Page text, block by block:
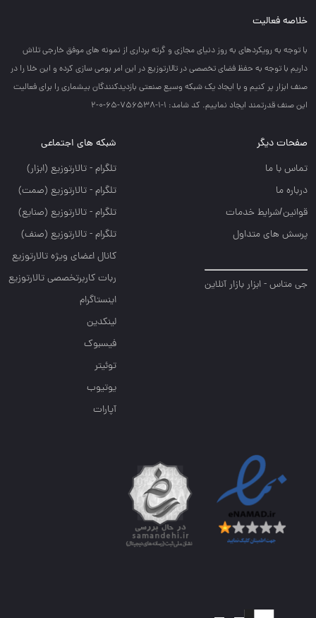
خلاصه فعالیت
با توجه به رويكردهاي به روز دنياي مجازي و گرته برداري از نمونه هاي موفق خارجي تلاش
داريم با توجه به حفظ فضاي تخصصي در تالارتوزيع در اين امر بومي سازي كرده و اين خلا را در
صنف ابزار پر كنيم و با ايجاد يك شبكه وسيع صنعتي بازديدكنندگان بيشماري را براي فعاليت
اين صنف قدرتمند ايجاد نماييم. کد شامد: 1-1-756538-65-0-2
صفحات دیگر
تماس با ما
درباره ما
قوانین/شرایط خدمات
پرسش های متداول
جی متاس - ابزار بازار آنلاین
شبکه های اجتماعی
تلگرام - تالارتوزيع (ابزار)
تلگرام - تالارتوزيع (صمت)
تلگرام - تالارتوزيع (صنايع)
تلگرام - تالارتوزیع (صنف)
کانال اعضای ویژه تالارتوزیع
ربات کاربرتخصصی تالارتوزیع
اینستاگرام
لینکدین
فیسبوک
توئیتر
یوتیوب
آپارات